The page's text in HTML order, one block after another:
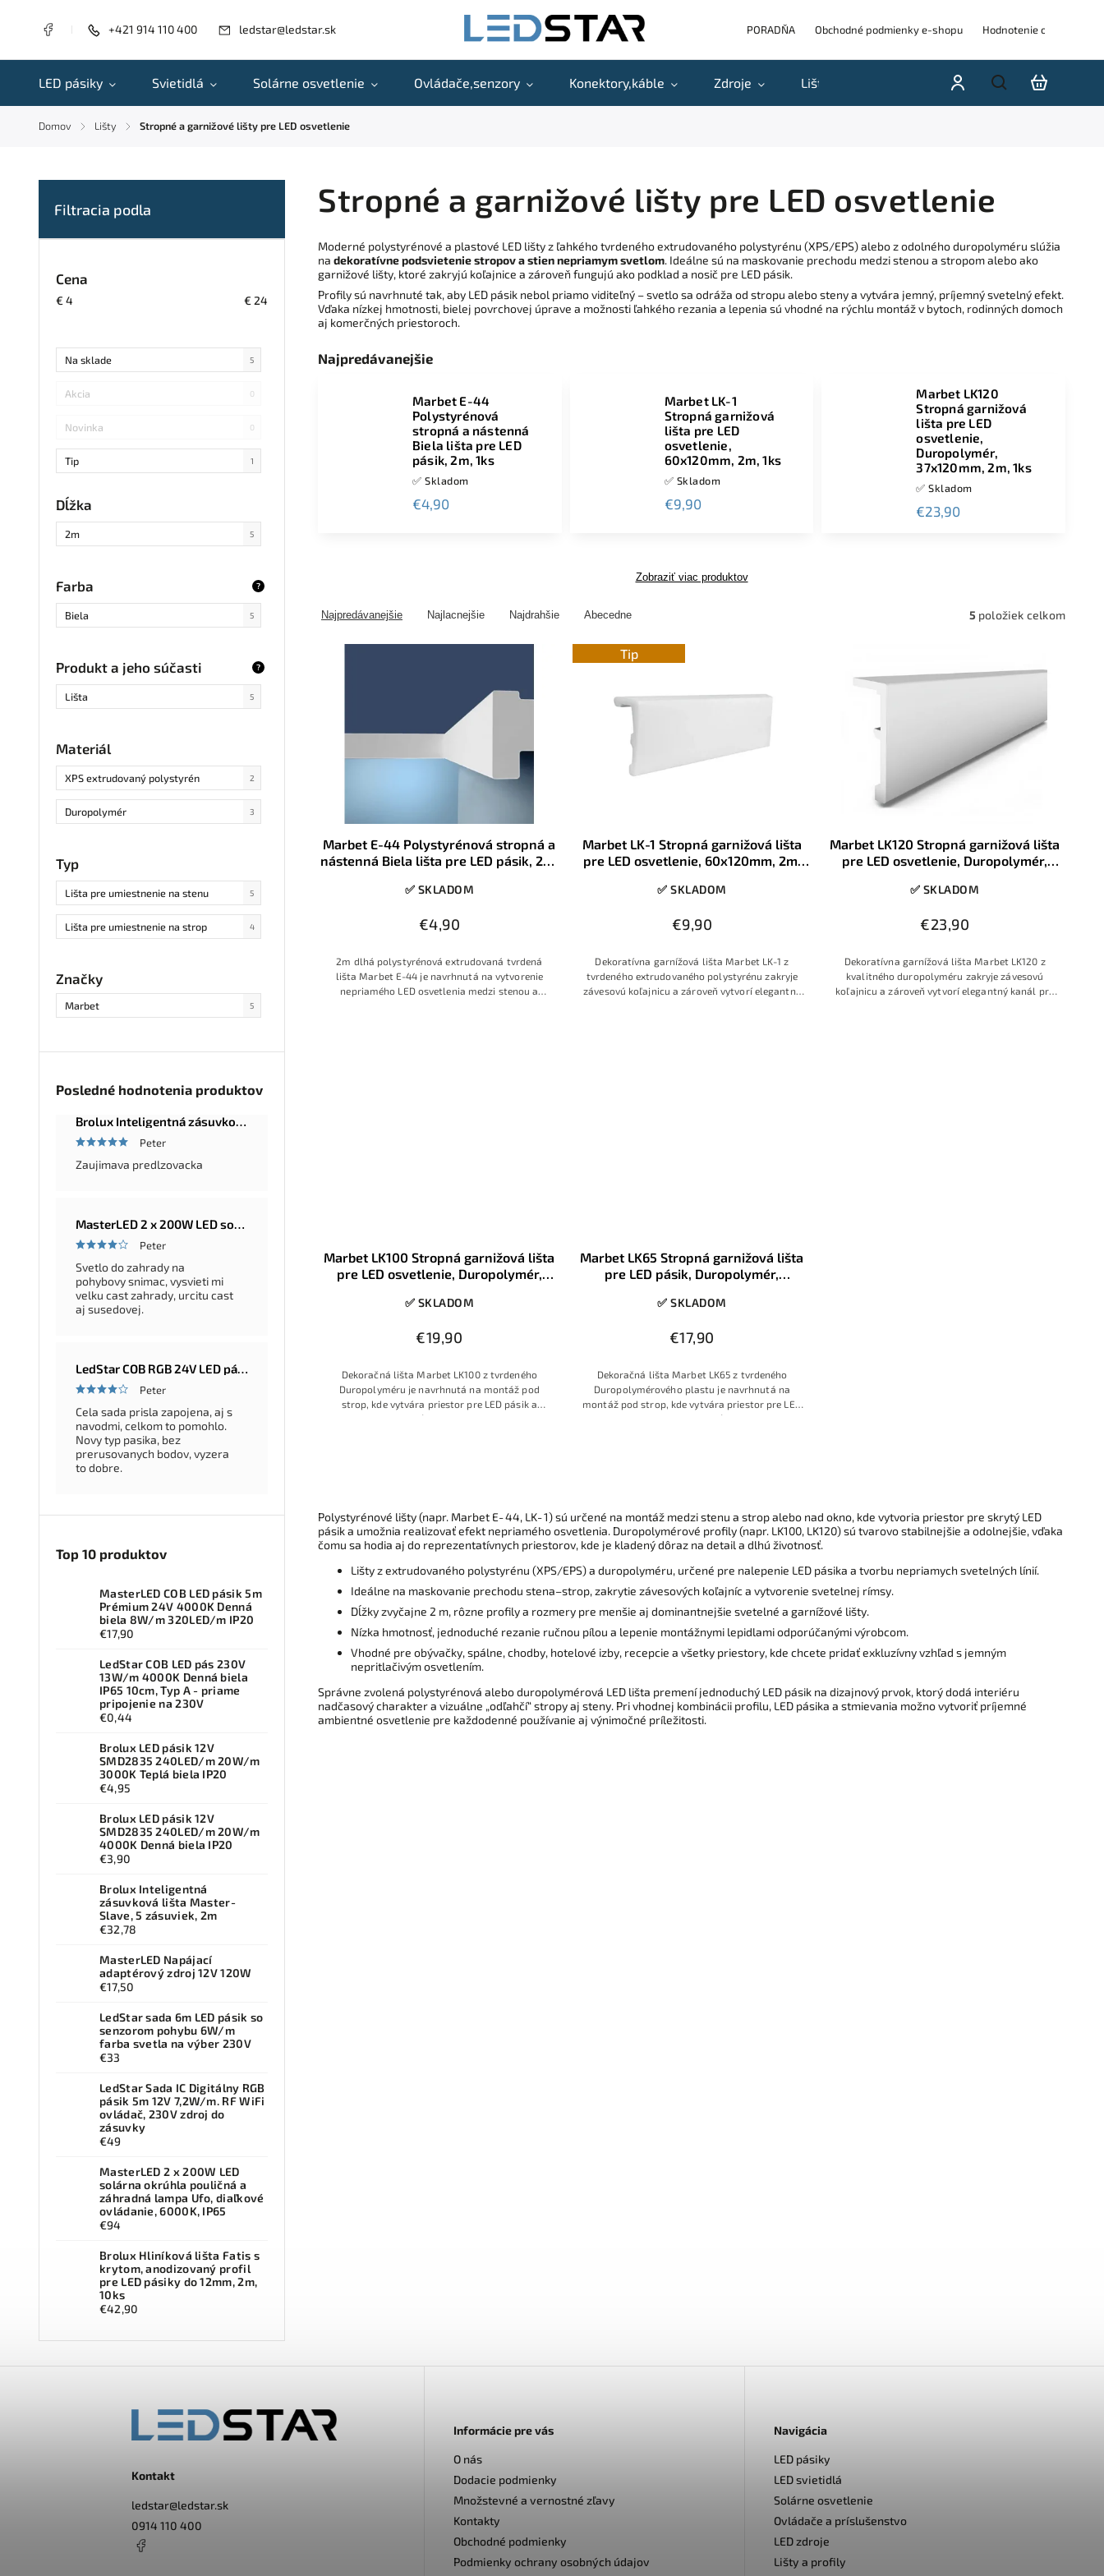
+421 914 110 400 ledstar@ledstar.sk PORADŇA Obchodné podmienky e-shopu Hodnotenie obchodu
LED pásiky Svietidlá Solárne osvetlenie Ovládače,senzory Konektory,káble Zdroje Lišty Akcie a výpredaje Blog
Domov / Lišty / Stropné a garnižové lišty pre LED osvetlenie
Cena
€ 4 € 24
Na sklade 5
Akcia 0
Novinka 0
Tip 1
Značky
Marbet 5
Dĺžka
2m 5
Farba ?
Biela 5
Produkt a jeho súčasti ?
Lišta 5
Materiál
XPS extrudovaný polystyrén 2
Duropolymér 3
Typ
Lišta pre umiestnenie na stenu 5
Lišta pre umiestnenie na strop 4
Posledné hodnotenia produktov
Brolux Inteligentná zásuvková lišta Master-Slave, 5 zásuviek, 2m
Peter
Zaujimava predlzovacka
MasterLED 2 x 200W LED solárna okrúhla pouličná a záhradná lampa Ufo, diaľkové ovládanie, 6000K, IP65
Peter
Svetlo do zahrady na
pohybovy snimac, vysvieti mi
velku cast zahrady, urcitu cast
aj susedovej.
LedStar COB RGB 24V LED pásik 5–20 m – farebná LED sada so zdrojom a ovládačom na výber, konfigurátor
Peter
Cela sada prisla zapojena, aj s
navodmi, celkom to pomohlo.
Novy typ pasika, bez
prerusovanych bodov, vyzera
to dobre.
Top 10 produktov
MasterLED COB LED pásik 5m
Prémium 24V 4000K Denná
biela 8W/m 320LED/m IP20
€17,90
LedStar COB LED pás 230V
13W/m 4000K Denná biela
IP65 10cm, Typ A - priame
pripojenie na 230V
€0,44
Brolux LED pásik 12V
SMD2835 240LED/m 20W/m
3000K Teplá biela IP20
€4,95
Brolux LED pásik 12V
SMD2835 240LED/m 20W/m
4000K Denná biela IP20
€3,90
Brolux Inteligentná
zásuvková lišta Master-
Slave, 5 zásuviek, 2m
€32,78
MasterLED Napájací
adaptérový zdroj 12V 120W
€17,50
LedStar sada 6m LED pásik so
senzorom pohybu 6W/m
farba svetla na výber 230V
€33
LedStar Sada IC Digitálny RGB
pásik 5m 12V 7,2W/m. RF WiFi
ovládač, 230V zdroj do
zásuvky
€49
MasterLED 2 x 200W LED
solárna okrúhla pouličná a
záhradná lampa Ufo, diaľkové
ovládanie, 6000K, IP65
€94
Brolux Hliníková lišta Fatis s
krytom, anodizovaný profil
pre LED pásiky do 12mm, 2m,
10ks
€42,90
Stropné a garnižové lišty pre LED osvetlenie
Moderné polystyrénové a plastové LED lišty z ľahkého tvrdeného extrudovaného polystyrénu (XPS/EPS) alebo z odolného duropolyméru slúžia
na dekoratívne podsvietenie stropov a stien nepriamym svetlom. Ideálne sú na maskovanie prechodu medzi stenou a stropom alebo ako
garnižové lišty, ktoré zakryjú koľajnice a zároveň fungujú ako podklad a nosič pre LED pásik.
Profily sú navrhnuté tak, aby LED pásik nebol priamo viditeľný – svetlo sa odráža od stropu alebo steny a vytvára jemný, príjemný svetelný efekt.
Vďaka nízkej hmotnosti, bielej povrchovej úprave a možnosti ľahkého rezania a lepenia sú vhodné na rýchlu montáž v bytoch, rodinných domoch
aj komerčných priestoroch.
Najpredávanejšie
Marbet E-44
Polystyrénová
stropná a nástenná
Biela lišta pre LED
pásik, 2m, 1ks
✅ Skladom
€4,90
Marbet LK-1
Stropná garnižová
lišta pre LED
osvetlenie,
60x120mm, 2m, 1ks
✅ Skladom
€9,90
Marbet LK120
Stropná garnižová
lišta pre LED
osvetlenie,
Duropolymér,
37x120mm, 2m, 1ks
✅ Skladom
€23,90
Zobraziť viac produktov
Najpredávanejšie Najlacnejšie Najdrahšie Abecedne 5 položiek celkom
Marbet E-44 Polystyrénová stropná a
nástenná Biela lišta pre LED pásik, 2m,
✅ SKLADOM
€4,90
2m dlhá polystyrénová extrudovaná tvrdená
lišta Marbet E-44 je navrhnutá na vytvorenie
nepriamého LED osvetlenia medzi stenou a
Tip
Marbet LK-1 Stropná garnižová lišta
pre LED osvetlenie, 60x120mm, 2m,
✅ SKLADOM
€9,90
Dekoratívna garnížová lišta Marbet LK-1 z
tvrdeného extrudovaného polystyrénu zakryje
závesovú koľajnicu a zároveň vytvorí elegantný
Marbet LK120 Stropná garnižová lišta
pre LED osvetlenie, Duropolymér,
✅ SKLADOM
€23,90
Dekoratívna garnížová lišta Marbet LK120 z
kvalitného duropolyméru zakryje závesovú
koľajnicu a zároveň vytvorí elegantný kanál pre
Marbet LK100 Stropná garnižová lišta
pre LED osvetlenie, Duropolymér,
✅ SKLADOM
€19,90
Dekoračná lišta Marbet LK100 z tvrdeného
Duropolyméru je navrhnutá na montáž pod
strop, kde vytvára priestor pre LED pásik a
umožňuje realizovať efekt jemného nepriamého
dvojkoľajnicových systémov namontovaných
tesne pri strope.
Marbet LK65 Stropná garnižová lišta
pre LED pásik, Duropolymér,
✅ SKLADOM
€17,90
Dekoračná lišta Marbet LK65 z tvrdeného
Duropolymérového plastu je navrhnutá na
montáž pod strop, kde vytvára priestor pre LED
pásik a umožňuje realizovať efekt jemného
Polystyrénové lišty (napr. Marbet E‑44, LK‑1) sú určené na montáž medzi stenu a strop alebo nad okno, kde vytvoria priestor pre skrytý LED
pásik a umožnia realizovať efekt nepriamého osvetlenia. Duropolymérové profily (napr. LK100, LK120) sú tvarovo stabilnejšie a odolnejšie, vďaka
čomu sa hodia aj do reprezentatívnych priestorov, kde je kladený dôraz na detail a dlhú životnosť.
Lišty z extrudovaného polystyrénu (XPS/EPS) a duropolyméru, určené pre nalepenie LED pásika a tvorbu nepriamych svetelných línií.
Ideálne na maskovanie prechodu stena–strop, zakrytie závesových koľajníc a vytvorenie svetelnej rímsy.
Dĺžky zvyčajne 2 m, rôzne profily a rozmery pre menšie aj dominantnejšie svetelné a garnížové lišty.
Nízka hmotnosť, jednoduché rezanie ručnou pílou a lepenie montážnymi lepidlami odporúčanými výrobcom.
Vhodné pre obývačky, spálne, chodby, hotelové izby, recepcie a všetky priestory, kde chcete pridať exkluzívny vzhľad s jemným
nepritlačivým osvetlením.
Správne zvolená polystyrénová alebo duropolymérová LED lišta premení jednoduchý LED pásik na dizajnový prvok, ktorý dodá interiéru
nadčasový charakter a vizuálne „odľahčí“ stropy aj steny. Pri vhodnej kombinácii profilu, LED pásika a stmievania možno vytvoriť príjemné
ambientné osvetlenie pre každodenné používanie aj výnimočné príležitosti.
Kontakt
ledstar@ledstar.sk
0914 110 400
Informácie pre vás
O nás
Dodacie podmienky
Množstevné a vernostné zľavy
Kontakty
Obchodné podmienky
Podmienky ochrany osobných údajov
Navigácia
LED pásiky
LED svietidlá
Solárne osvetlenie
Ovládače a príslušenstvo
LED zdroje
Lišty a profily